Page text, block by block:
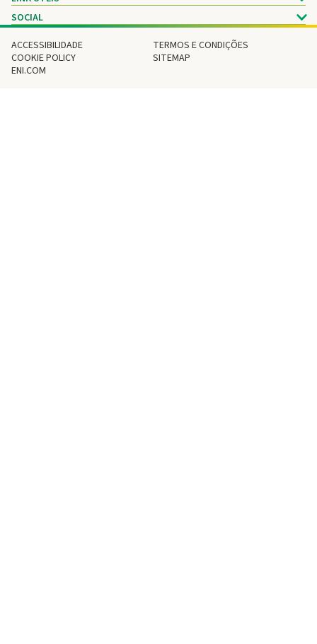
SOCIAL
ACCESSIBILIDADE
TERMOS E CONDIÇÕES
COOKIE POLICY
SITEMAP
ENI.COM